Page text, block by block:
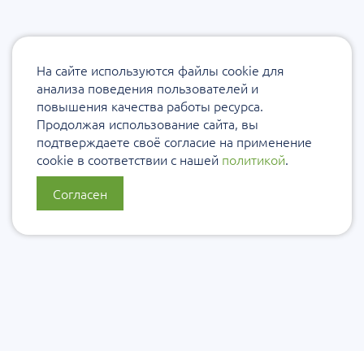
На сайте используются файлы cookie для
анализа поведения пользователей и
повышения качества работы ресурса.
Продолжая использование сайта, вы
подтверждаете своё согласие на применение
cookie в соответствии с нашей политикой.
Согласен